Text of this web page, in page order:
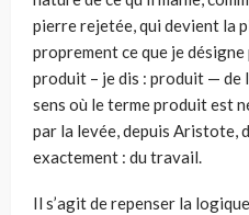
pierre rejetée, qui devient la
proprement ce que je désigne
produit – je dis : produit — de
sens où le terme produit est
par la levée, depuis Aristote,
exactement : du travail.
Il s’agit de repenser la